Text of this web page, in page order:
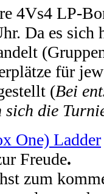
4Vs4 LP-
Da es sich
für
(Bei
sich die
One) Ladder
Freude.
zum